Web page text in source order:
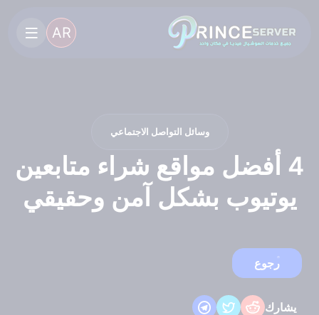
AR
وسائل التواصل الاجتماعي
4 أفضل مواقع شراء متابعين
يوتيوب بشكل آمن وحقيقي
رجوع
يشارك